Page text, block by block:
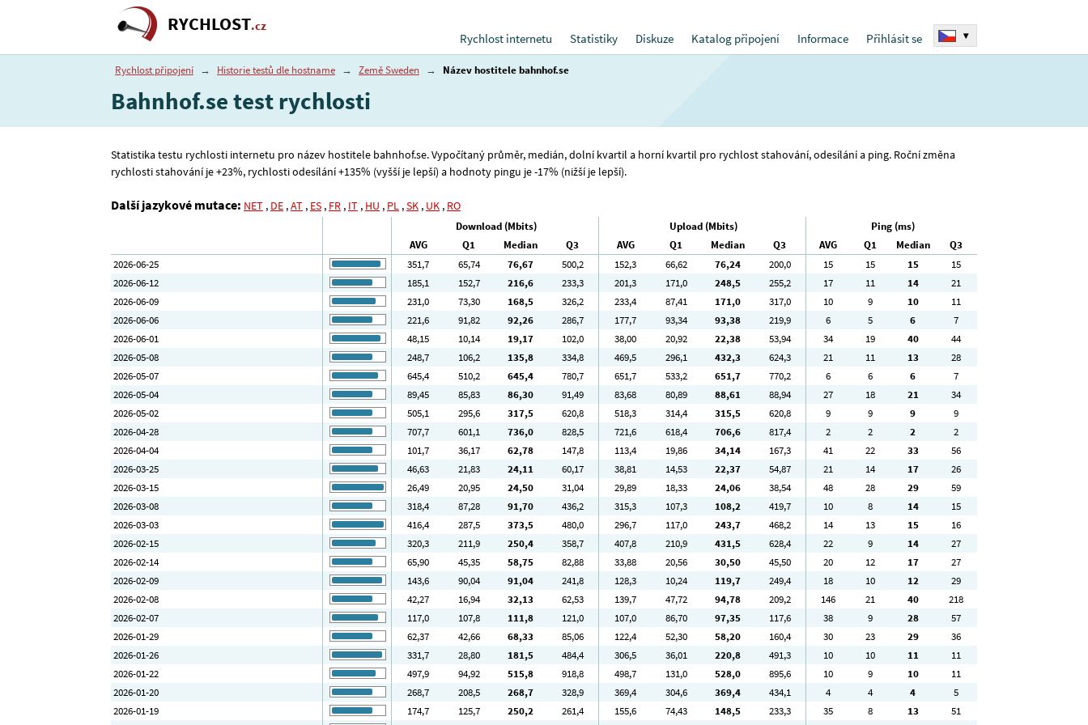
RYCHLOST.cz
Rychlost internetu
Statistiky Diskuze Katalog připojení Informace Přihlásit se ▾
Rychlost připojení → Historie testů dle hostname → Země Sweden → Název hostitele bahnhof.se
Bahnhof.se test rychlosti
Statistika testu rychlosti internetu pro název hostitele bahnhof.se. Vypočítaný průměr, medián, dolní kvartil a horní kvartil pro rychlost stahování, odesílání a ping. Roční změna
rychlosti stahování je +23%, rychlosti odesílání +135% (vyšší je lepší) a hodnoty pingu je -17% (nižší je lepší).
Další jazykové mutace: NET , DE ,AT , ES , FR , IT , HU , PL ,SK , UK , RO
Download (Mbits) Upload (Mbits)
Ping (ms)
AVG
Q1 Median Q3 AVG Q1 Median Q3 AVG Q1 Median
Q3
2026-06-25
351,7 65,74 76,67 500,2 152,3 66,62 76,24 200,0 15 15 15
15
2026-06-12
185,1 152,7 216,6 233,3 201,3 171,0 248,5 255,2 17 11 14
21
2026-06-09
231,0 73,30 168,5 326,2 233,4 87,41 171,0 317,0 10 9 10
11
2026-06-06
221,6 91,82 92,26 286,7 177,7 93,34 93,38 219,9 6 5 6
7
2026-06-01
48,15 10,14 19,17 102,0 38,00 20,92 22,38 53,94 34 19 40
44
2026-05-08
248,7 106,2 135,8 334,8 469,5 296,1 432,3 624,3 21 11 13
28
2026-05-07
645,4 510,2 645,4 780,7 651,7 533,2 651,7 770,2 6 6 6
7
2026-05-04
89,45 85,83 86,30 91,49 83,68 80,89 88,61 88,94 27 18 21
34
2026-05-02
505,1 295,6 317,5 620,8 518,3 314,4 315,5 620,8 9 9 9
9
2026-04-28
707,7 601,1 736,0 828,5 721,6 618,4 706,6 817,4 2 2 2
2
2026-04-04
101,7 36,17 62,78 147,8 113,4 19,86 34,14 167,3 41 22 33
56
2026-03-25
46,63 21,83 24,11 60,17 38,81 14,53 22,37 54,87 21 14 17
26
2026-03-15
26,49 20,95 24,50 31,04 29,89 18,33 24,06 38,54 48 28 29
59
2026-03-08
318,4 87,28 91,70 436,2 315,3 107,3 108,2 419,7 10 8 14
15
2026-03-03
416,4 287,5 373,5 480,0 296,7 117,0 243,7 468,2 14 13 15
16
2026-02-15
320,3 211,9 250,4 358,7 407,8 210,9 431,5 628,4 22 9 14
27
2026-02-14
65,90 45,35 58,75 82,88 33,88 20,56 30,50 45,50 20 12 17
27
2026-02-09
143,6 90,04 91,04 241,8 128,3 10,24 119,7 249,4 18 10 12
29
2026-02-08
42,27 16,94 32,13 62,53 139,7 47,72 94,78 209,2 146 21 40
218
2026-02-07
117,0 107,8 111,8 121,0 107,0 86,70 97,35 117,6 38 9 28
57
2026-01-29
62,37 42,66 68,33 85,06 122,4 52,30 58,20 160,4 30 23 29
36
2026-01-26
331,7 28,80 181,5 484,4 306,5 36,01 220,8 491,3 10 10 11
11
2026-01-22
497,9 94,92 515,8 918,8 498,7 131,0 528,0 895,6 10 9 10
11
2026-01-20
268,7 208,5 268,7 328,9 369,4 304,6 369,4 434,1 4 4 4
5
2026-01-19
174,7 125,7 250,2 261,4 155,6 74,43 148,5 233,3 35 8 13
51